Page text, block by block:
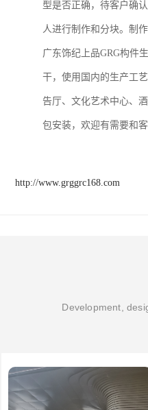
型是否正确，待客户确
人进行制作和分块。制
广东饰纪上品GRG构件
干，使用国内的生产工
告厅、文化艺术中心、
包安装，欢迎有需要和客
http://www.grggrc168.com
Development,